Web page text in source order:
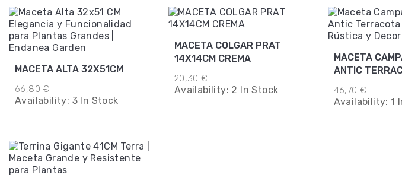
MACETA ALTA 32X51CM
66,80 €
Availability: 3 In Stock
MACETA COLGAR PRAT
14X14CM CREMA
20,30 €
Availability: 2 In Stock
MACETA
ANTIC
46,70 €
Availability:1